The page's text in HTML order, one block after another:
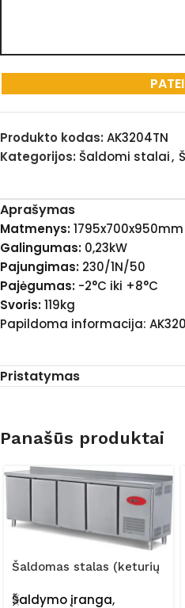
Produkto kodas: AK3204TN
Kategorijos: Šaldomi stalai,
Aprašymas
Matmenys:1795x700x950mm
Galingumas: 0,23kW
Pajungimas: 230/1N/50
Pajėgumas: -2°C iki +8°C
Svoris:119kg
Papildoma informacija:
Pristatymas
Panašūs produktai
Šaldomas stalas (keturių
Šaldymo įranga,